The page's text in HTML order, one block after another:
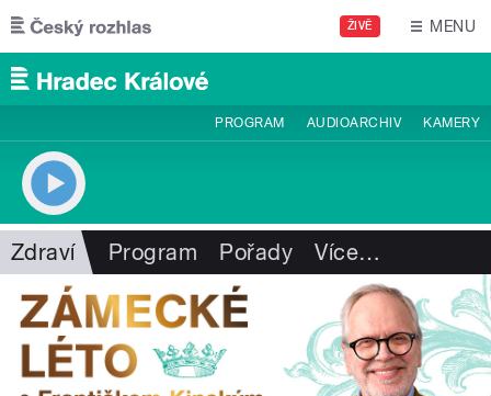
Přejít k hlavnímu obsahu
ŽIVĚ MENU
PROGRAM AUDIOARCHIV KAMERY
Zdraví Program Pořady Více…